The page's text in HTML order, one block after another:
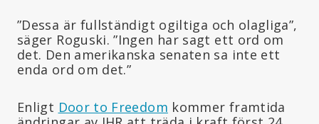
”Dessa är fullständigt ogiltiga och olagliga”,
säger Roguski. ”Ingen har sagt ett ord om
det. Den amerikanska senaten sa inte ett
enda ord om det.”
Enligt Door to Freedom kommer framtida